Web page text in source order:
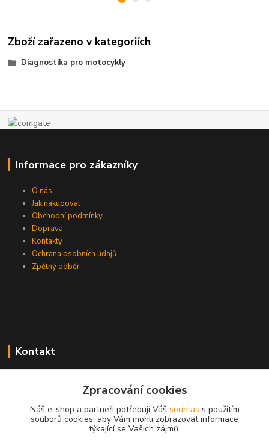
Zboží zařazeno v kategoriích
Diagnostika pro motocykly
Informace pro zákazníky
O nás
Jak nakupovat
Obchodní podmínky
Doprava
Kontakty
Ochrana osobních údajů
Zpětný odběr
Kontakt
Zpracování cookies
Náš e-shop a partneři potřebují Váš souhlas s použitím
souborů cookies, aby Vám mohli zobrazovat informace
týkající se Vašich zájmů.